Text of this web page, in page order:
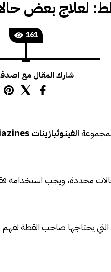
لعلاج بعض
161
شارك المقال مع
لمجموعةالفينوثيازينات Phenothiazines
حالات محددة، ويجب
يحتاجها صاحب القطة